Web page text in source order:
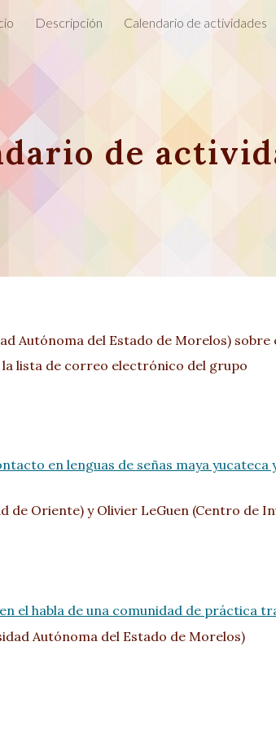
to main content
Descripción Calendario de actividades
de
Autónoma del Estado de Morelos)
lista de correo electrónico del grupo
en lenguas de señas maya
de Oriente) y Olivier LeGuen (Centro de
el habla de una comunidad de práctica
Autónoma del Estado de Morelos)